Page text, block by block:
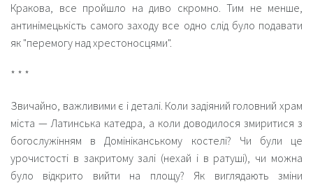
Кракова, все пройшло на диво скромно. Тим не менше,
антинімецькість самого заходу все одно слід було подавати
як "перемогу над хрестоносцями".
* * *
Звичайно, важливими є і деталі. Коли задіяний головний храм
міста — Латинська катедра, а коли доводилося змиритися з
богослужінням в Домініканському костелі? Чи були це
урочистості в закритому залі (нехай і в ратуші), чи можна
було відкрито вийти на площу? Як виглядають зміни